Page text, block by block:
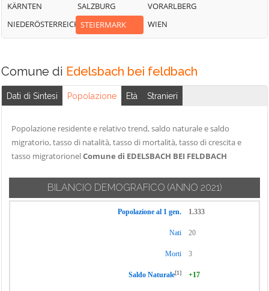
KÄRNTEN
NIEDERÖSTERREICH
SALZBURG
STEIERMARK
VORARLBERG
WIEN
Comune di Edelsbach bei feldbach
Dati di Sintesi Popolazione Età Stranieri
Popolazione residente e relativo trend, saldo naturale e saldo
migratorio, tasso di natalità, tasso di mortalità, tasso di crescita e
tasso migratorionelComune di EDELSBACH BEI FELDBACH
BILANCIO DEMOGRAFICO (ANNO 2021)
Popolazione al 1 gen. 1.333
Nati 20
Morti 3
Saldo Naturale[1] +17